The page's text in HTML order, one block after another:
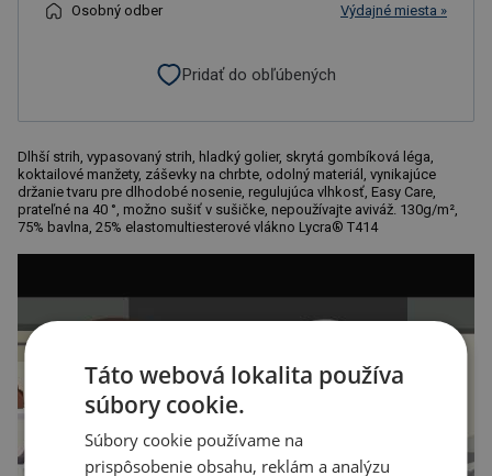
Osobný odber Výdajné miesta »
Pridať do obľúbených
Dlhší strih, vypasovaný strih, hladký golier, skrytá gombíková léga,
koktailové manžety, záševky na chrbte, odolný materiál, vynikajúce
držanie tvaru pre dlhodobé nosenie, regulujúca vlhkosť, Easy Care,
prateľné na 40 °, možno sušiť v sušičke, nepoužívajte aviváž. 130g/m²,
75% bavlna, 25% elastomultiesterové vlákno Lycra® T414
Táto webová lokalita používa
súbory cookie.
Súbory cookie používame na
prispôsobenie obsahu, reklám a analýzu